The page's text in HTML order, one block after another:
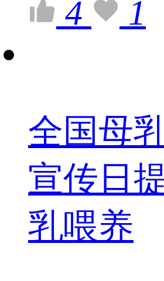
4 1
全国母
宣传日
乳喂养